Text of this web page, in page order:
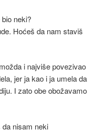
neki?
Hoćeš da nam staviš
i najviše povezivao
jer ja kao i ja umela da
I zato obe obožavamo
nisam neki